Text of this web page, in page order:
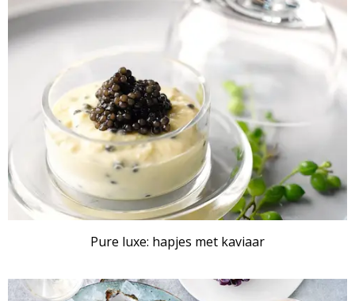
Pure luxe: hapjes met kaviaar